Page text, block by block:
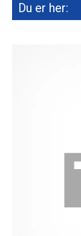
Du er her: